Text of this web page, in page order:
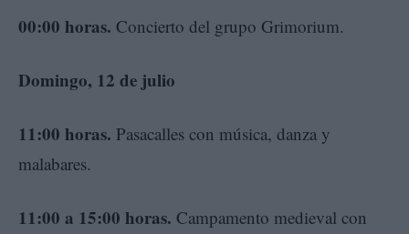
00:00 horas. Concierto del grupo Grimorium.
Domingo, 12 de julio
11:00 horas. Pasacalles con música, danza y
malabares.
11:00 a 15:00 horas. Campamento medieval con